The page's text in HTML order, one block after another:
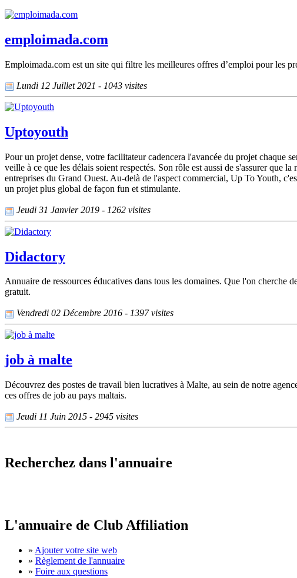
emploimada.com
Emploimada.com est un site qui filtre les meilleures offres d’emploi pour les
Lundi 12 Juillet 2021 - 1043 visites
Uptoyouth
Pour un projet dense, votre facilitateur cadencera l'avancée du projet chaque
veille à ce que les délais soient respectés. Son rôle est aussi de s'assurer
entreprises du Grand Ouest. Au-delà de l'aspect commercial, Up To Youth,
un projet plus global de façon fun et stimulante.
Jeudi 31 Janvier 2019 - 1262 visites
Didactory
Annuaire de ressources éducatives dans tous les domaines. Que l'on cherche
gratuit.
Vendredi 02 Décembre 2016 - 1397 visites
job à malte
Découvrez des postes de travail bien lucratives à Malte, au sein de notre
ces offres de job au pays maltais.
Jeudi 11 Juin 2015 - 2945 visites
Recherchez dans l'annuaire
L'annuaire de Club Affiliation
» Ajouter votre site web
» Règlement de l'annuaire
» Foire aux questions